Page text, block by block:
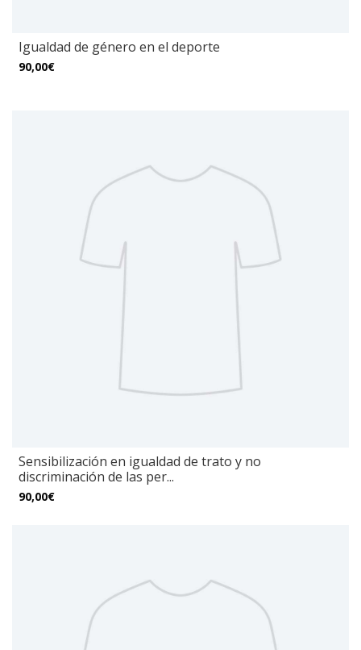
Igualdad de género en el deporte
90,00€
Sensibilización en igualdad de trato y no
discriminación de las per...
90,00€